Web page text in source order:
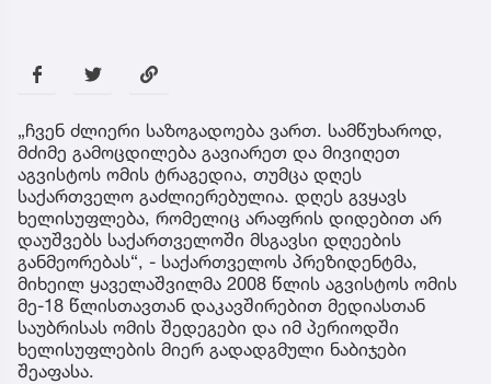
„ჩვენ ძლიერი საზოგადოება ვართ. სამწუხაროდ,
მძიმე გამოცდილება გავიარეთ და მივიღეთ
აგვისტოს ომის ტრაგედია, თუმცა დღეს
საქართველო გაძლიერებულია. დღეს გვყავს
ხელისუფლება, რომელიც არაფრის დიდებით არ
დაუშვებს საქართველოში მსგავსი დღეების
განმეორებას“, - საქართველოს პრეზიდენტმა,
მიხეილ ყაველაშვილმა 2008 წლის აგვისტოს ომის
მე-18 წლისთავთან დაკავშირებით მედიასთან
საუბრისას ომის შედეგები და იმ პერიოდში
ხელისუფლების მიერ გადადგმული ნაბიჯები
შეაფასა.